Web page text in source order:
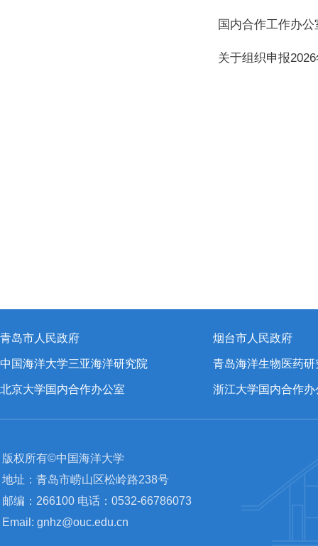
国内合作工作办
关于组织申报
青岛市人民政府 烟台市人民政府
中国海洋大学三亚海洋研究院 青岛海洋生物医药研
北京大学国内合作办公室 浙江大学国内合作办
版权所有©中国海洋大学
地址：青岛市崂山区松岭路238号
邮编：266100 电话：0532-66786073
Email: gnhz@ouc.edu.cn